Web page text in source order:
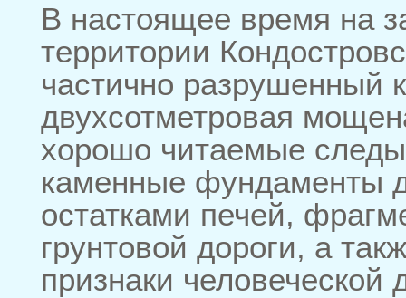
В настоящее время на
территории
частично разрушенный
двухсотметровая
хорошо читаемые
каменные фундаменты
остатками печей,
грунтовой дороги, а
признаки человеческой